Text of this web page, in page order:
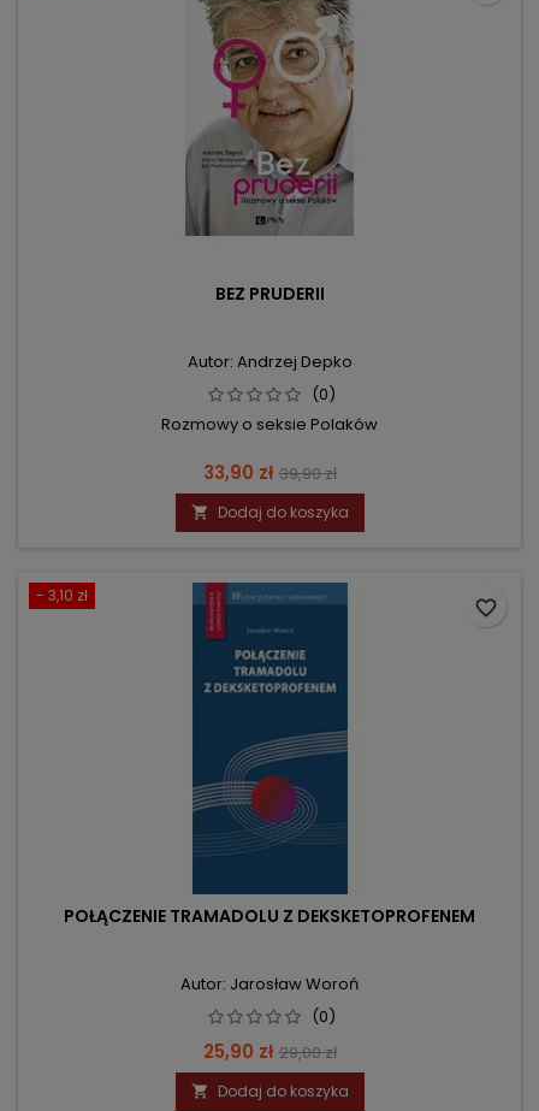
BEZ PRUDERII
Autor: Andrzej Depko
(0)
Rozmowy o seksie Polaków
Cena
33,90 zł Cena
podstawowa
39,90 zł
 Dodaj do koszyka
- 3,10 zł
POŁĄCZENIE TRAMADOLU Z DEKSKETOPROFENEM
Autor: Jarosław Woroń
(0)
Cena
25,90 zł Cena
podstawowa
29,00 zł
 Dodaj do koszyka
favorite_border